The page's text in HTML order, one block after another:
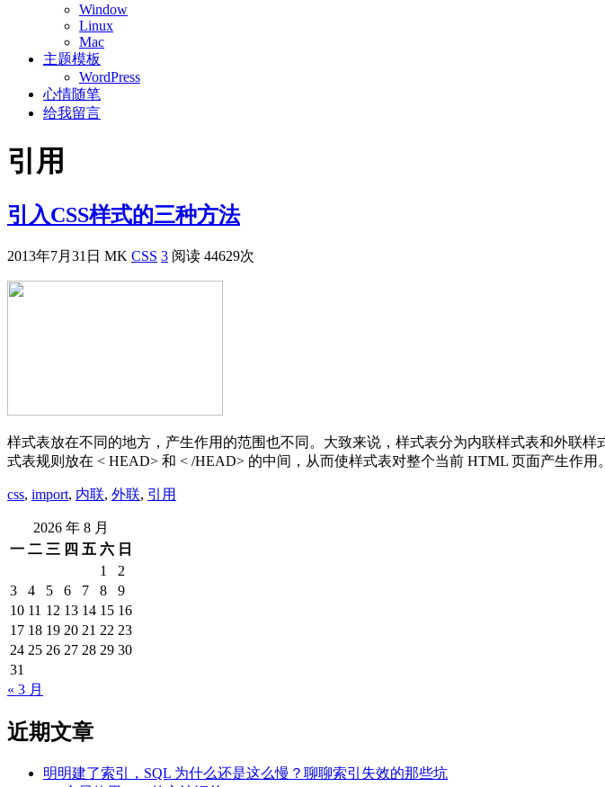
Window
Linux
Mac
主题模板
WordPress
心情随笔
给我留言
引用
引入CSS样式的三种方法
2013年7月31日 MK CSS 3 阅读 44629次
样式表放在不同的地方，产生作用的范围也不同。大致来说，样式表分为内联样式表和外联
式表规则放在 < HEAD> 和 < /HEAD> 的中间，从而使样式表对整个当前 HTML 页面产生作
css, import, 内联, 外联, 引用
2026 年 8 月
一 二 三 四 五 六 日
1
2
3
4 5 6 7 8
9
10 11 12 13 14 15 16
17 18 19 20 21 22 23
24 25 26 27 28 29 30
31
« 3 月
近期文章
明明建了索引，SQL 为什么还是这么慢？聊聊索引失效的那些坑